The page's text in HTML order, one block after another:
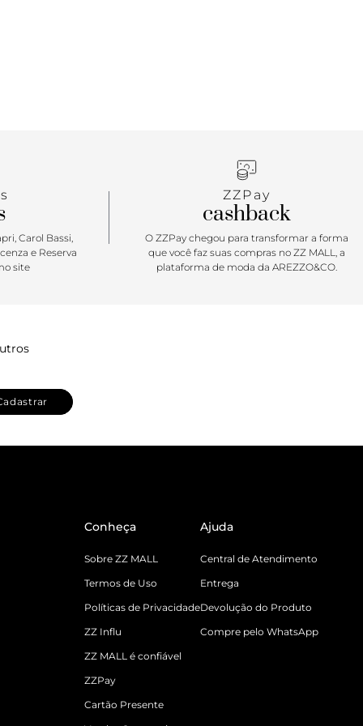
Carol Bassi,
e Reserva
site
ZZPay
cashback
O ZZPay chegou para transformar a forma
que você faz suas compras no ZZ MALL, a
plataforma de moda da AREZZO&CO.
Conheça
Sobre ZZ MALL
Termos de Uso
Políticas de Privacidade
ZZ Influ
ZZ MALL é confiável
ZZPay
Cartão Presente
Ajuda
Central de Atendimento
Entrega
Devolução do Produto
Compre pelo WhatsApp